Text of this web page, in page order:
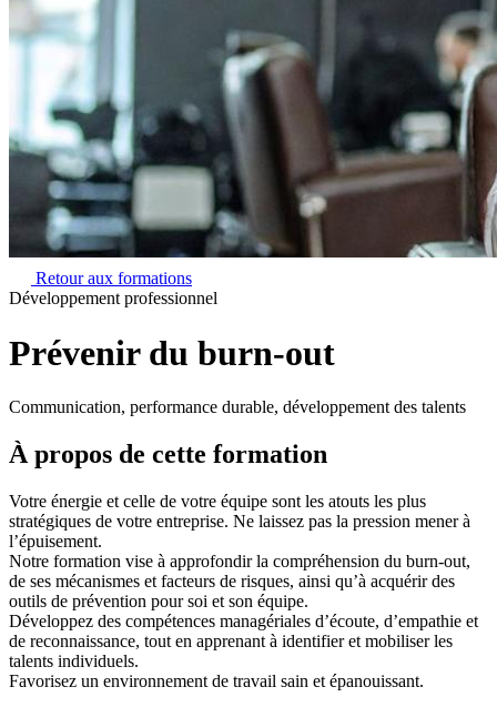
Retour aux formations
Développement professionnel
Prévenir du burn-out
Communication, performance durable, développement des talents
À propos de cette formation
Votre énergie et celle de votre équipe sont les atouts les plus
stratégiques de votre entreprise. Ne laissez pas la pression mener à
l’épuisement.
Notre formation vise à approfondir la compréhension du burn-out,
de ses mécanismes et facteurs de risques, ainsi qu’à acquérir des
outils de prévention pour soi et son équipe.
Développez des compétences managériales d’écoute, d’empathie et
de reconnaissance, tout en apprenant à identifier et mobiliser les
talents individuels.
Favorisez un environnement de travail sain et épanouissant.